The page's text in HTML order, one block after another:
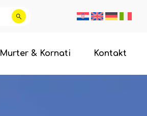
Murter & Kornati Kontakt